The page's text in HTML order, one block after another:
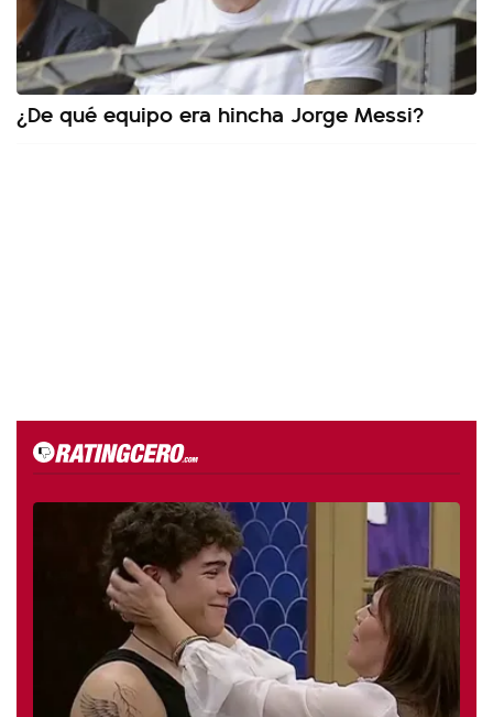
¿De qué equipo era hincha Jorge Messi?